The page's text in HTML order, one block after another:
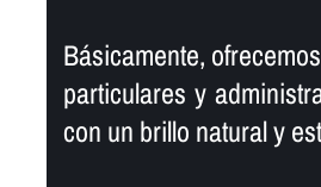
Básicamente,
particulares y
con un brillo natural y